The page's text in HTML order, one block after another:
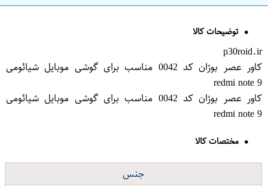
توضیحات کالا
p30roid.ir
کاور عصر بوژان کد 0042 مناسب برای گوشی موبایل شیائومی
redmi note 9
کاور عصر بوژان کد 0042 مناسب برای گوشی موبایل شیائومی
redmi note 9
مختصات کالا
جنس